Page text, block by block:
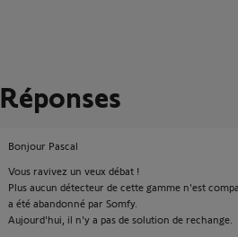
Réponses
Bonjour Pascal
Vous ravivez un veux débat !
Plus aucun détecteur de cette gamme n'est
a été abandonné par Somfy.
Aujourd'hui, il n'y a pas de solution de rechange.